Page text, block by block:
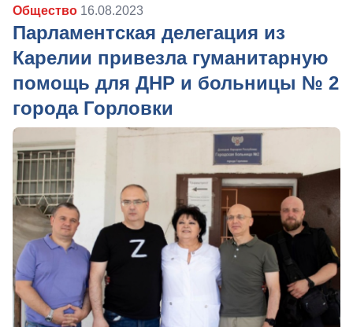
Общество 16.08.2023
Парламентская делегация из
Карелии привезла гуманитарную
помощь для ДНР и больницы № 2
города Горловки